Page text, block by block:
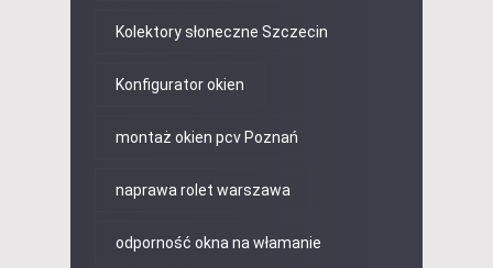
Kolektory słoneczne Szczecin
Konfigurator okien
montaż okien pcv Poznań
naprawa rolet warszawa
odporność okna na włamanie